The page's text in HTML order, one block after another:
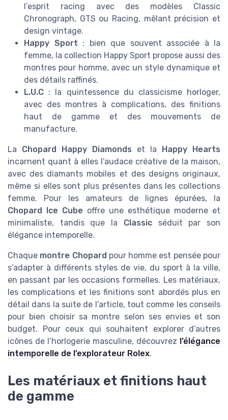
l’esprit racing avec des modèles Classic
Chronograph, GTS ou Racing, mêlant précision et
design vintage.
Happy Sport : bien que souvent associée à la
femme, la collection Happy Sport propose aussi des
montres pour homme, avec un style dynamique et
des détails raffinés.
L.U.C : la quintessence du classicisme horloger,
avec des montres à complications, des finitions
haut de gamme et des mouvements de
manufacture.
La Chopard Happy Diamonds et la Happy Hearts
incarnent quant à elles l’audace créative de la maison,
avec des diamants mobiles et des designs originaux,
même si elles sont plus présentes dans les collections
femme. Pour les amateurs de lignes épurées, la
Chopard Ice Cube offre une esthétique moderne et
minimaliste, tandis que la Classicséduit par son
élégance intemporelle.
Chaque montre Chopard pour homme est pensée pour
s’adapter à différents styles de vie, du sport à la ville,
en passant par les occasions formelles. Les matériaux,
les complications et les finitions sont abordés plus en
détail dans la suite de l’article, tout comme les conseils
pour bien choisir sa montre selon ses envies et son
budget. Pour ceux qui souhaitent explorer d’autres
icônes de l’horlogerie masculine, découvrez l’élégance
intemporelle de l’explorateur Rolex.
Les matériaux et finitions haut
de gamme